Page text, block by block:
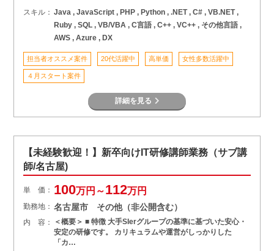
スキル： Java , JavaScript , PHP , Python , .NET , C# , VB.NET ,
Ruby , SQL , VB/VBA , C言語 , C++ , VC++ , その他言語 ,
AWS , Azure , DX
担当者オススメ案件 20代活躍中 高単価 女性多数活躍中
４月スタート案件
詳細を見る
【未経験歓迎！】新卒向けIT研修講師業務（サブ講
師/名古屋)
単 価： 100万円～112万円
勤務地： 名古屋市 その他（非公開含む）
内 容：
＜概要＞ ■ 特徴 大手SIerグループの基準に基づいた安心・
安定の研修です。 カリキュラムや運営がしっかりした
「カ…